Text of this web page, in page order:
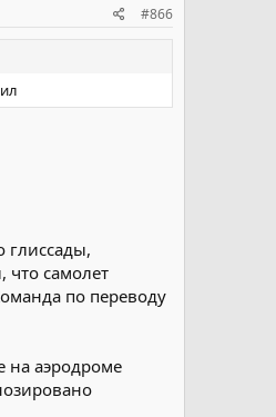
#866
глиссады,
что самолет
по переводу
на аэродроме